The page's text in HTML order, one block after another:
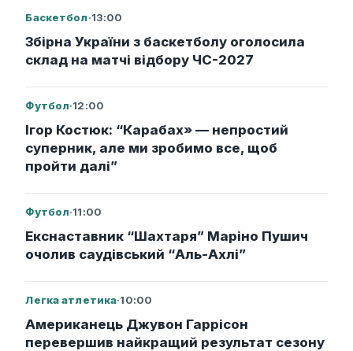
Баскетбол·13:00
Збірна України з баскетболу оголосила
склад на матчі відбору ЧС-2027
Футбол·12:00
Ігор Костюк: “Карабах» — непростий
суперник, але ми зробимо все, щоб
пройти далі”
Футбол·11:00
Екснаставник “Шахтаря” Маріно Пушич
очолив саудівський “Аль-Ахлі”
Легка атлетика·10:00
Американець Джувон Гаррісон
перевершив найкращий результат сезону